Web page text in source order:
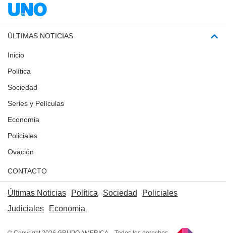
ÚLTIMAS NOTICIAS
Inicio
Política
Sociedad
Series y Películas
Economia
Policiales
Ovación
CONTACTO
Últimas Noticias Política Sociedad
Policiales
Judiciales
Economia